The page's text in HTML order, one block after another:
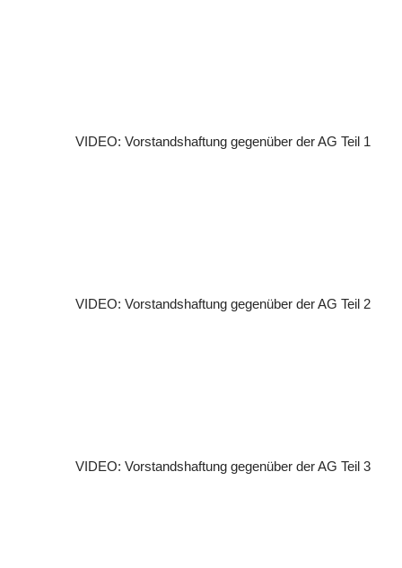
VIDEO: Vorstandshaftung gegenüber der AG Teil 1
VIDEO: Vorstandshaftung gegenüber der AG Teil 2
VIDEO: Vorstandshaftung gegenüber der AG Teil 3